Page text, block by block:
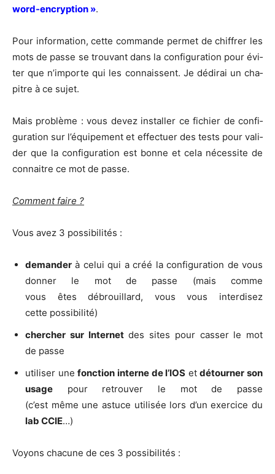
word-encryp­tion ».
Pour infor­ma­tion, cette com­mande per­met de chif­frer les
mots de passe se trou­vant dans la confi­gu­ra­tion pour évi­
ter que n’im­porte qui les connaissent. Je dédi­rai un cha­
pitre à ce sujet.
Mais pro­blème : vous devez ins­tal­ler ce fichier de confi­
gu­ra­tion sur l’équipement et effec­tuer des tests pour vali­
der que la confi­gu­ra­tion est bonne et cela néces­site de
connaitre ce mot de passe.
Com­ment faire ?
Vous avez 3 possibilités :
deman­der à celui qui a créé la confi­gu­ra­tion de vous
don­ner le mot de passe (mais comme
vous êtes débrouillard, vous vous inter­di­sez
cette possibilité)
cher­cher sur Inter­netdes sites pour cas­ser le mot
de passe
uti­li­ser unefonc­tion interne de l’IOS etdétour­ner son
usage pour retrou­ver le mot de passe
(c’est même une astuce uti­li­sée lors d’un exer­cice du
lab CCIE…)
Voyons cha­cune de ces 3 possibilités :